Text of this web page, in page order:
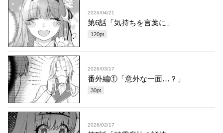
2026/04/21
第6話「気持ちを言葉に」
120pt
2026/03/17
番外編①「意外な一面…？」
30pt
2026/02/17